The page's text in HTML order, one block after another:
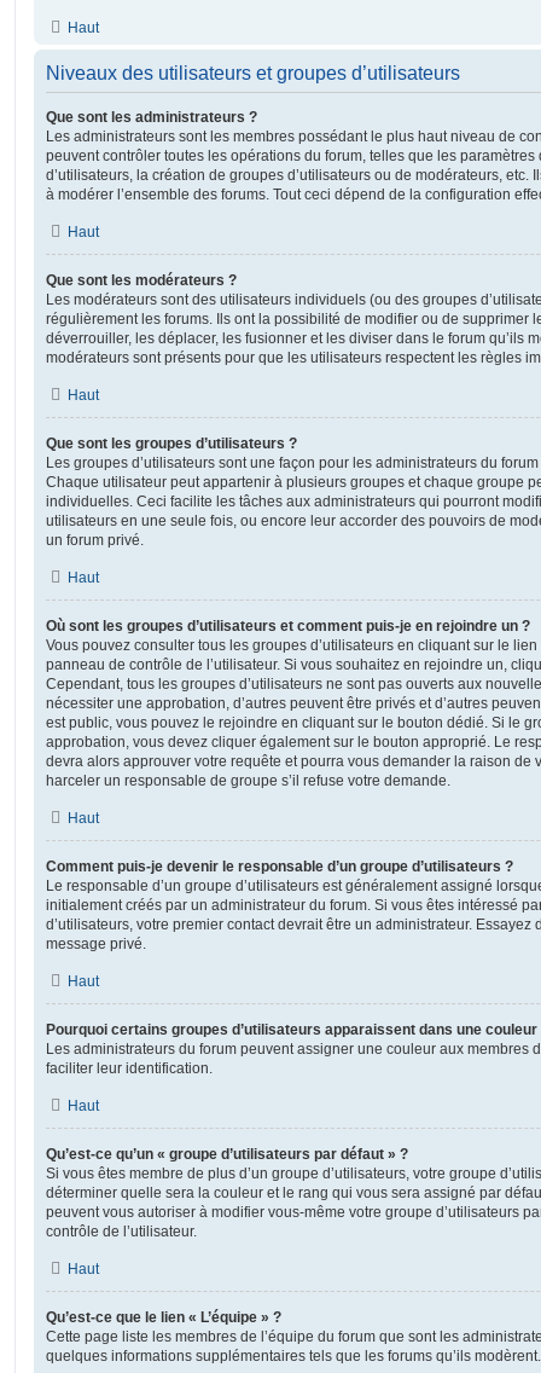
Haut
Niveaux des utilisateurs et groupes d’utilisateurs
Que sont les administrateurs ?
Les administrateurs sont les membres possédant le plus haut niveau de
peuvent contrôler toutes les opérations du forum, telles que les
d’utilisateurs, la création de groupes d’utilisateurs ou de modérateurs, etc.
à modérer l’ensemble des forums. Tout ceci dépend de la configuration
Haut
Que sont les modérateurs ?
Les modérateurs sont des utilisateurs individuels (ou des groupes
régulièrement les forums. Ils ont la possibilité de modifier ou de supprimer
déverrouiller, les déplacer, les fusionner et les diviser dans le forum qu’ils
modérateurs sont présents pour que les utilisateurs respectent les règles
Haut
Que sont les groupes d’utilisateurs ?
Les groupes d’utilisateurs sont une façon pour les administrateurs du
Chaque utilisateur peut appartenir à plusieurs groupes et chaque groupe
individuelles. Ceci facilite les tâches aux administrateurs qui pourront
utilisateurs en une seule fois, ou encore leur accorder des pouvoirs de
un forum privé.
Haut
Où sont les groupes d’utilisateurs et comment puis-je en rejoindre un ?
Vous pouvez consulter tous les groupes d’utilisateurs en cliquant sur le
panneau de contrôle de l’utilisateur. Si vous souhaitez en rejoindre un,
Cependant, tous les groupes d’utilisateurs ne sont pas ouverts aux
nécessiter une approbation, d’autres peuvent être privés et d’autres
est public, vous pouvez le rejoindre en cliquant sur le bouton dédié. Si le
approbation, vous devez cliquer également sur le bouton approprié. Le
devra alors approuver votre requête et pourra vous demander la raison de
harceler un responsable de groupe s’il refuse votre demande.
Haut
Comment puis-je devenir le responsable d’un groupe d’utilisateurs ?
Le responsable d’un groupe d’utilisateurs est généralement assigné
initialement créés par un administrateur du forum. Si vous êtes intéressé
d’utilisateurs, votre premier contact devrait être un administrateur.
message privé.
Haut
Pourquoi certains groupes d’utilisateurs apparaissent dans une
Les administrateurs du forum peuvent assigner une couleur aux membres
faciliter leur identification.
Haut
Qu’est-ce qu’un « groupe d’utilisateurs par défaut » ?
Si vous êtes membre de plus d’un groupe d’utilisateurs, votre groupe
déterminer quelle sera la couleur et le rang qui vous sera assigné par
peuvent vous autoriser à modifier vous-même votre groupe d’utilisateurs
contrôle de l’utilisateur.
Haut
Qu’est-ce que le lien « L’équipe » ?
Cette page liste les membres de l’équipe du forum que sont les
quelques informations supplémentaires tels que les forums qu’ils modèrent.